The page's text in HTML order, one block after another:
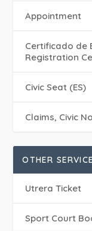
Appointment
Certificado de
Registration
Civic Seat (ES)
Claims, Civic
OTHER
Utrera Ticket
Sport Court